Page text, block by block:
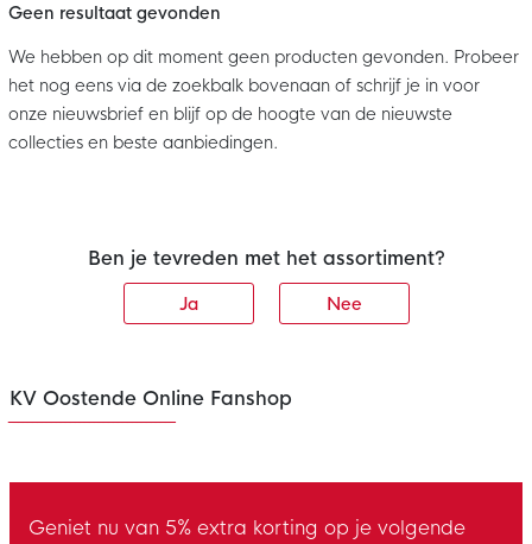
Geen resultaat gevonden
We hebben op dit moment geen producten gevonden. Probeer
het nog eens via de zoekbalk bovenaan of schrijf je in voor
onze nieuwsbrief en blijf op de hoogte van de nieuwste
collecties en beste aanbiedingen.
Ben je tevreden met het assortiment?
Ja Nee
KV Oostende Online Fanshop
Geniet nu van 5% extra korting op je volgende